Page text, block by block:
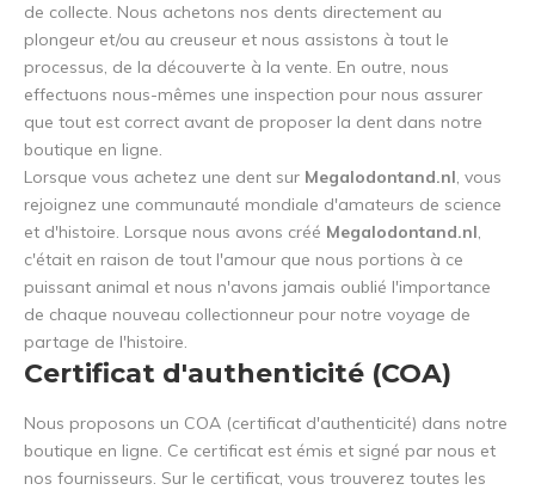
de collecte. Nous achetons nos dents directement au
plongeur et/ou au creuseur et nous assistons à tout le
processus, de la découverte à la vente. En outre, nous
effectuons nous-mêmes une inspection pour nous assurer
que tout est correct avant de proposer la dent dans notre
boutique en ligne.
Lorsque vous achetez une dent sur Megalodontand.nl, vous
rejoignez une communauté mondiale d'amateurs de science
et d'histoire. Lorsque nous avons créé Megalodontand.nl,
c'était en raison de tout l'amour que nous portions à ce
puissant animal et nous n'avons jamais oublié l'importance
de chaque nouveau collectionneur pour notre voyage de
partage de l'histoire.
Certificat d'authenticité (COA)
Nous proposons un COA (certificat d'authenticité) dans notre
boutique en ligne. Ce certificat est émis et signé par nous et
nos fournisseurs. Sur le certificat, vous trouverez toutes les